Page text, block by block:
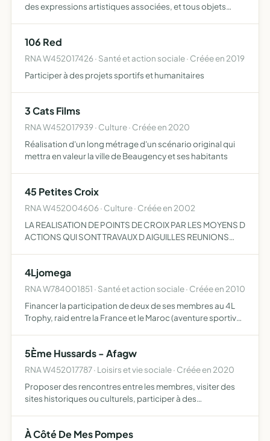
des expressions artistiques associées, et tous objets
106 Red
RNA W452017426 · Santé et action sociale · Créée en 2019
Participer à des projets sportifs et humanitaires
3 Cats Films
RNA W452017939 · Culture · Créée en 2020
Réalisation d'un long métrage d'un scénario original qui
mettra en valeur la ville de Beaugency et ses habitants
45 Petites Croix
RNA W452004606 · Culture · Créée en 2002
LA REALISATION DE POINTS DE CROIX PAR LES MOYENS D
ACTIONS QUI SONT TRAVAUX D AIGUILLES REUNIONS
4Ljomega
RNA W784001851 · Santé et action sociale · Créée en 2010
Financer la participation de deux de ses membres au 4L
Trophy, raid entre la France et le Maroc (aventure sportive,
5Ème Hussards - Afagw
RNA W452017787 · Loisirs et vie sociale · Créée en 2020
Proposer des rencontres entre les membres, visiter des
sites historiques ou culturels, participer à des
À Côté De Mes Pompes